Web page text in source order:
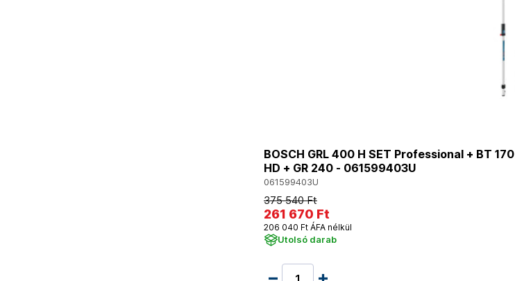
BOSCH GRL 400 H SET Professional + BT 170
HD + GR 240 - 061599403U
061599403U
375 540 Ft
261 670 Ft
206 040 Ft ÁFA nélkül
Utolsó darab